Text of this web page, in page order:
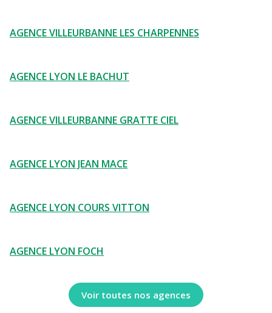
AGENCE VILLEURBANNE LES CHARPENNES
AGENCE LYON LE BACHUT
AGENCE VILLEURBANNE GRATTE CIEL
AGENCE LYON JEAN MACE
AGENCE LYON COURS VITTON
AGENCE LYON FOCH
Voir toutes nos agences